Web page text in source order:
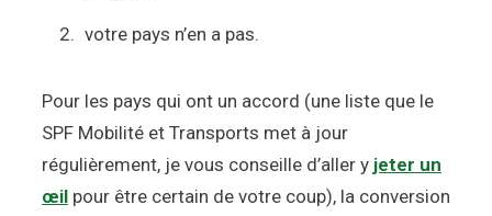
votre pays n’en a pas.
Pour les pays qui ont un accord (une liste que le
SPF Mobilité et Transports met à jour
régulièrement, je vous conseille d’aller y jeter un
œil pour être certain de votre coup), la conversion